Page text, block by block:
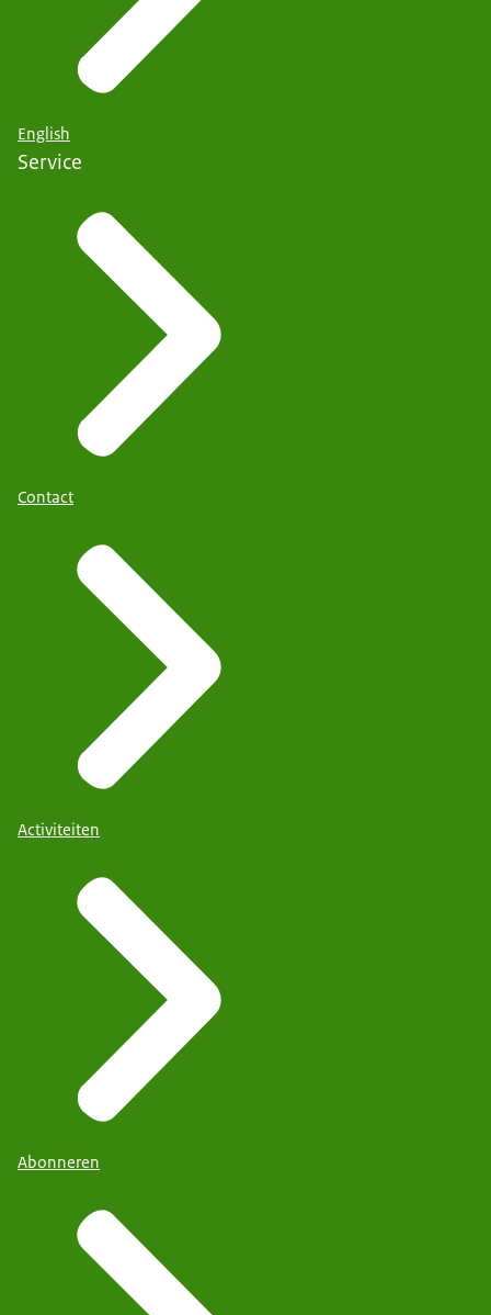
English
Service
Contact
Activiteiten
Abonneren